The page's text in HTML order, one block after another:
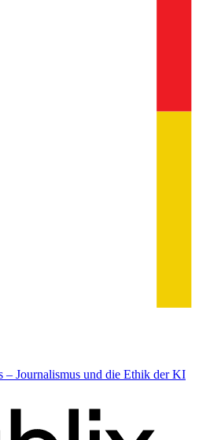
– Journalismus und die Ethik der KI